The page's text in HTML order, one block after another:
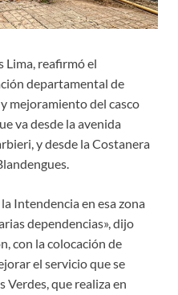
Lima, reafirmó el
departamental de
mejoramiento del casco
va desde la avenida
y desde la Costanera
Intendencia en esa zona
dependencias», dijo
con la colocación de
el servicio que se
Verdes, que realiza en